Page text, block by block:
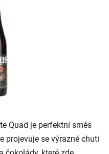
Quad je perfektní směs
projevuje se výrazné chuti